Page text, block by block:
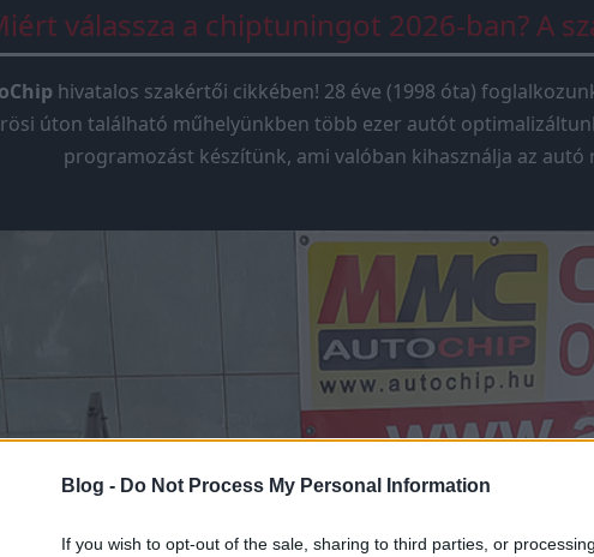
Blog - Do Not Process My Personal Information
If you wish to opt-out of the sale, sharing to third parties, or
válassza a chiptuningot 2026-ban? A
hivatalos szakértői cikkében! 28 éve (1998 óta)
úton található műhelyünkben több ezer autót
programozást készítünk, ami valóban kihasználja az